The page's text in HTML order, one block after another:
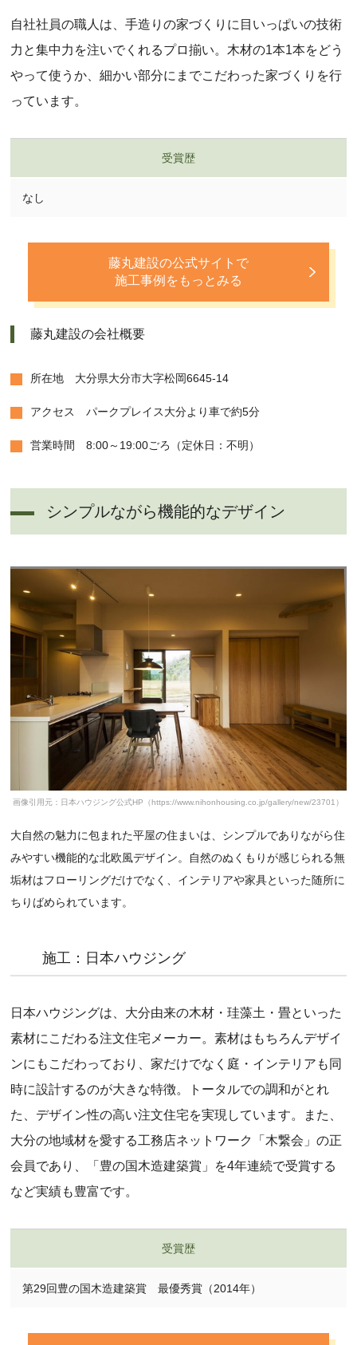
自社社員の職人は、手造りの家づくりに目いっぱいの技術
力と集中力を注いでくれるプロ揃い。木材の1本1本をどう
やって使うか、細かい部分にまでこだわった家づくりを行
っています。
受賞歴
なし
藤丸建設の公式サイトで
施工事例をもっとみる
藤丸建設の会社概要
所在地 大分県大分市大字松岡6645-14
アクセス パークプレイス大分より車で約5分
営業時間 8:00～19:00ごろ（定休日：不明）
シンプルながら機能的なデザイン
画像引用元：日本ハウジング公式HP（https://www.nihonhousing.co.jp/gallery/new/23701）
大自然の魅力に包まれた平屋の住まいは、シンプルでありながら住
みやすい機能的な北欧風デザイン。自然のぬくもりが感じられる無
垢材はフローリングだけでなく、インテリアや家具といった随所に
ちりばめられています。
施工：日本ハウジング
日本ハウジングは、大分由来の木材・珪藻土・畳といった
素材にこだわる注文住宅メーカー。素材はもちろんデザイ
ンにもこだわっており、家だけでなく庭・インテリアも同
時に設計するのが大きな特徴。トータルでの調和がとれ
た、デザイン性の高い注文住宅を実現しています。また、
大分の地域材を愛する工務店ネットワーク「木繋会」の正
会員であり、「豊の国木造建築賞」を4年連続で受賞する
など実績も豊富です。
受賞歴
第29回豊の国木造建築賞 最優秀賞（2014年）